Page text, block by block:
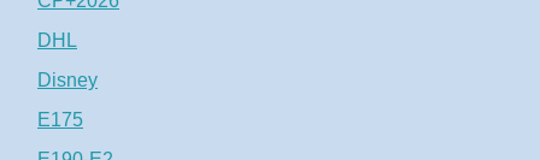
DHL
Disney
E175